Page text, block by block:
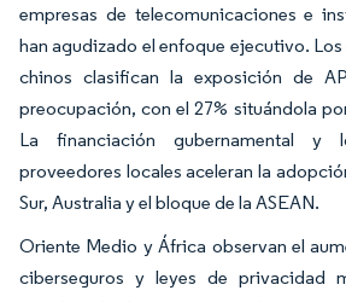
empresas de telecomunicaciones e
han agudizado el enfoque ejecutivo.
chinos clasifican la exposición de
preocupación, con el 27% situándola
La financiación gubernamental y
proveedores locales aceleran la
Sur, Australia y el bloque de la ASEAN.
Oriente Medio y África observan el
ciberseguros y leyes de privacidad